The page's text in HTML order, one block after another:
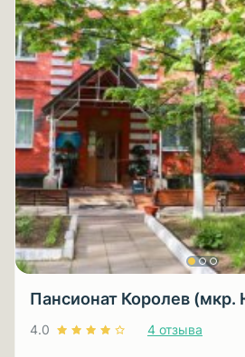
Пансионат Королев
4.0 4 отзыва